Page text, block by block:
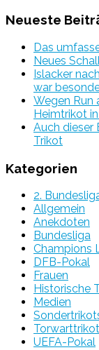
Neueste
Das
Neues
Islacker
war
Wegen Run
Heimtrikot
Auch dieser
Trikot
Kategorien
2.
Allgemein
Anekdoten
Bundesliga
Champions
DFB-Pokal
Frauen
Historische
Medien
Torwarttrikot
UEFA-Pokal